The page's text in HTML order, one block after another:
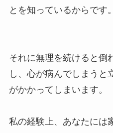
とを知っているからです。
それに無理を続けると倒
し、心が病んでしまうと
がかかってしまいます。
私の経験上、あなたには